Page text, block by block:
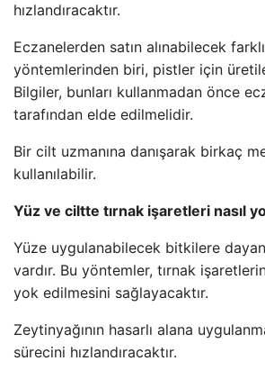
hızlandıracaktır.
Eczanelerden satın alınabilecek
yöntemlerinden biri, pistler için
Bilgiler, bunları kullanmadan önce
tarafından elde edilmelidir.
Bir cilt uzmanına danışarak birkaç
kullanılabilir.
Yüz ve ciltte tırnak işaretleri nasıl
Yüze uygulanabilecek bitkilere
vardır. Bu yöntemler, tırnak
yok edilmesini sağlayacaktır.
Zeytinyağının hasarlı alana
sürecini hızlandıracaktır.